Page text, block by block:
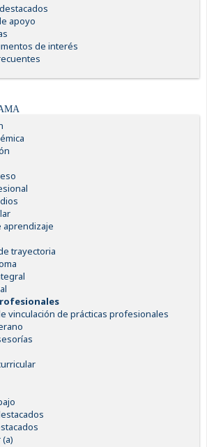
apoyo
de interés
aprendizaje
trayectoria
vinculación de prácticas profesionales